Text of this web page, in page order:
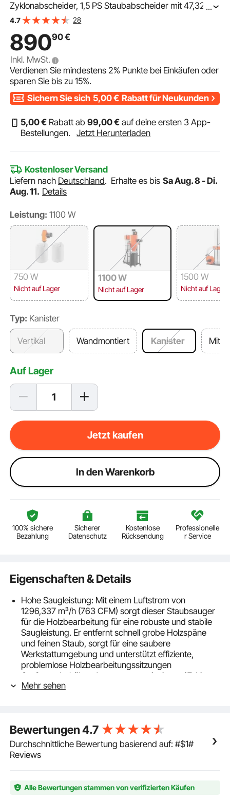
Zyklonabscheider, 1,5 PS Staubabscheider mit 47,32 L
Staubsammelbeutel & Standfuß, intelligente
Holzbearbeitung
...
4.7 28
89090€
Inkl. MwSt.
Verdienen Sie mindestens2% Punkte bei Einkäufen oder
sparen Sie bis zu15%.
Sichern Sie sich 5,00€ Rabatt für Neukunden
5,00€ Rabatt ab99,00€ auf deine ersten 3 App-
Bestellungen.
Jetzt Herunterladen
Kostenloser Versand
Liefern nach Deutschland. Erhalte es bis Sa Aug. 8 - Di.
Aug. 11. Details
Leistung: 1100 W
750 W
Nicht auf Lager
1100 W
Nicht auf Lager
1500 W
Nicht auf Lager
Typ: Kanister
Vertikal Wandmontiert Kanister Mit
Auf Lager
Jetzt kaufen
ln den Warenkorb
100% sichere
Bezahlung
Sicherer
Datenschutz
Kostenlose
Rücksendung
Professionelle
r Service
Eigenschaften & Details
Hohe Saugleistung: Mit einem Luftstrom von
1296,337 m³/h (763 CFM) sorgt dieser Staubsauger
für die Holzbearbeitung für eine robuste und stabile
Saugleistung. Er entfernt schnell grobe Holzspäne
und feinen Staub, sorgt für eine saubere
Werkstattumgebung und unterstützt effiziente,
problemlose Holzbearbeitungssitzungen
Großraumbehälter: Ausgestattet mit einem 47-Liter-
Behälter fasst unser Bohrstaubsammler mehr
reibungsloseren Arbeitsablauf und spart Aufwand
bei der Bearbeitung mehrerer Aufgaben in einer
geschäftigen Werkstatt.
Fortschrittliche Staubfilterung: Mit einer Filterfeinheit
feinsten Holzstaub und -abrieb ein. Durch die
Reduzierung von Feinstaubpartikeln in der Luft trägt
Mehr sehen
Bewertungen4.7
Durchschnittliche Bewertung basierend auf: #$1#
Reviews
Alle Bewertungen stammen von verifizierten Käufen